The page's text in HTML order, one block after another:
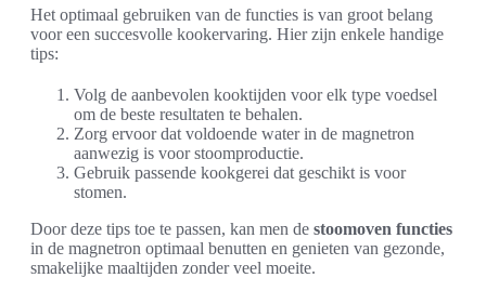
Het optimaal gebruiken van de functies is van groot belang
voor een succesvolle kookervaring. Hier zijn enkele handige
tips:
Volg de aanbevolen kooktijden voor elk type voedsel
om de beste resultaten te behalen.
Zorg ervoor dat voldoende water in de magnetron
aanwezig is voor stoomproductie.
Gebruik passende kookgerei dat geschikt is voor
stomen.
Door deze tips toe te passen, kan men de stoomoven functies
in de magnetron optimaal benutten en genieten van gezonde,
smakelijke maaltijden zonder veel moeite.